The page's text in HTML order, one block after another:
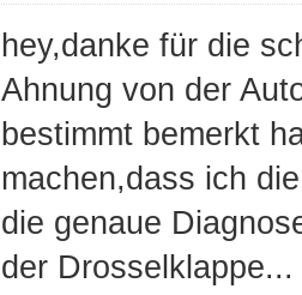
hey,danke für die
Ahnung von der
bestimmt bemerkt
machen,dass ich
die genaue
der Drosselklappe...